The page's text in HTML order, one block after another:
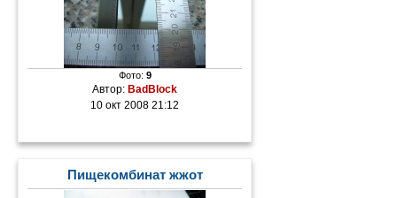
Фото: 9
Автор:BadBlock
10 окт 2008 21:12
Пищекомбинат жжот